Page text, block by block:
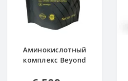
Аминокислотный
комплекс Beyond